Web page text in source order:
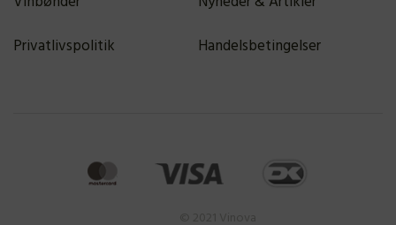
Privatlivspolitik
Handelsbetingelser